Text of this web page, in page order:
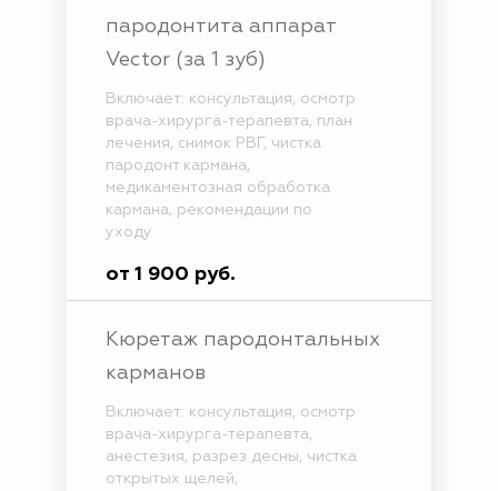
пародонтита аппарат
Vector (за 1 зуб)
Включает: консультация, осмотр
врача-хирурга-терапевта, план
лечения, снимок РВГ, чистка
пародонт кармана,
медикаментозная обработка
кармана, рекомендации по
уходу
от 1 900 руб.
Кюретаж пародонтальных
карманов
Включает: консультация, осмотр
врача-хирурга-терапевта,
анестезия, разрез десны, чистка
открытых щелей,